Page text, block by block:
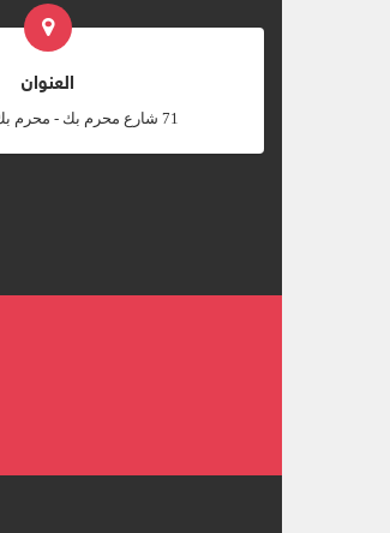
العنوان
‎71 شارع محرم بك - محرم بك. الاسكندريه